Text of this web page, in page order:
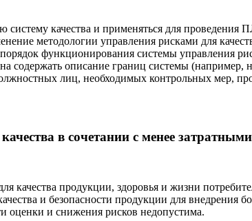
систему качества и применяться для
методологии управления рисками для
функционирования системы управления
описание границ системы (например,
лиц, необходимых контрольных мер,
в сочетании с менее
качества продукции, здоровья и жизни
и безопасности продукции для
оценки и снижения рисков недопустима.